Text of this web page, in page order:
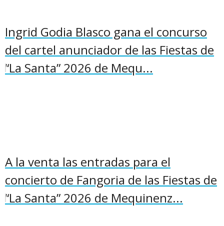
Ingrid Godia Blasco gana el concurso
del cartel anunciador de las Fiestas de
“La Santa” 2026 de Mequ...
A la venta las entradas para el
concierto de Fangoria de las Fiestas de
“La Santa” 2026 de Mequinenz...